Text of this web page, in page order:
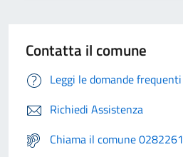
Contatta il comune
Leggi le domande frequenti
Richiedi Assistenza
Chiama il comune 0282261